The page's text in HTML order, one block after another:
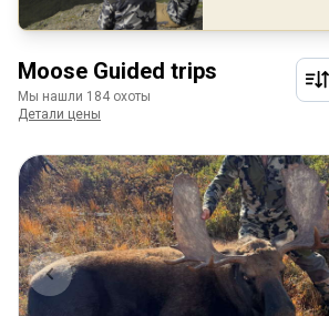
Moose Guided trips
Мы нашли 184 охоты
Детали цены